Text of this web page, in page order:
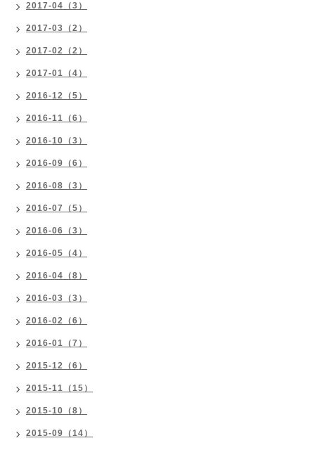
2017-04（3）
2017-03（2）
2017-02（2）
2017-01（4）
2016-12（5）
2016-11（6）
2016-10（3）
2016-09（6）
2016-08（3）
2016-07（5）
2016-06（3）
2016-05（4）
2016-04（8）
2016-03（3）
2016-02（6）
2016-01（7）
2015-12（6）
2015-11（15）
2015-10（8）
2015-09（14）